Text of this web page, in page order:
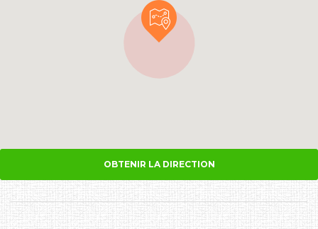
OBTENIR LA DIRECTION